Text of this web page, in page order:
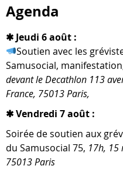
Agenda
✱ Jeudi 6 août :
Soutien avec les
Samusocial,
devant le Decathlon 113
France, 75013 Paris,
✱ Vendredi 7 août :
Soirée de sou­tien aux
du Samusocial 75, 17h, 15
75013 Paris